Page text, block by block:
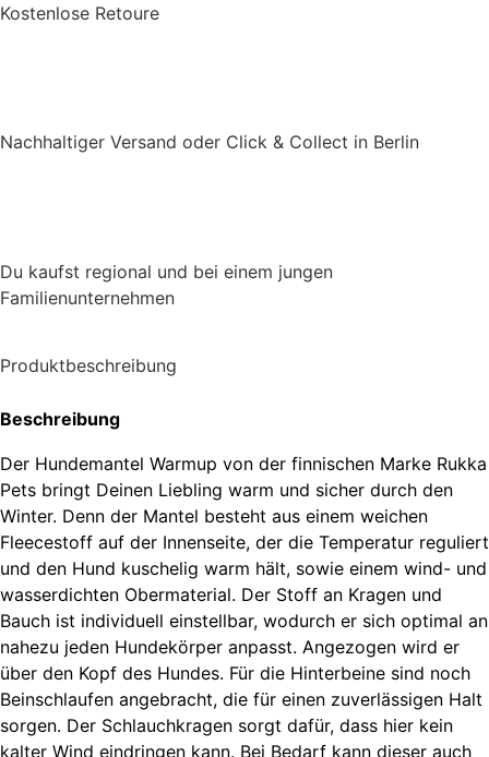
Kostenlose Retoure
Nachhaltiger Versand oder Click & Collect in Berlin
Du kaufst regional und bei einem jungen
Familienunternehmen
Produktbeschreibung
Beschreibung
Der Hundemantel Warmup von der finnischen Marke Rukka
Pets bringt Deinen Liebling warm und sicher durch den
Winter. Denn der Mantel besteht aus einem weichen
Fleecestoff auf der Innenseite, der die Temperatur reguliert
und den Hund kuschelig warm hält, sowie einem wind- und
wasserdichten Obermaterial. Der Stoff an Kragen und
Bauch ist individuell einstellbar, wodurch er sich optimal an
nahezu jeden Hundekörper anpasst. Angezogen wird er
über den Kopf des Hundes. Für die Hinterbeine sind noch
Beinschlaufen angebracht, die für einen zuverlässigen Halt
sorgen. Der Schlauchkragen sorgt dafür, dass hier kein
kalter Wind eindringen kann. Bei Bedarf kann dieser auch